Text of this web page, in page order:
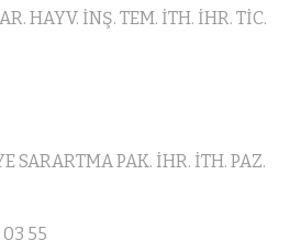
HAYV. İNŞ. TEM. İTH. İHR. TİC.
SARARTMA PAK. İHR. İTH. PAZ.
55